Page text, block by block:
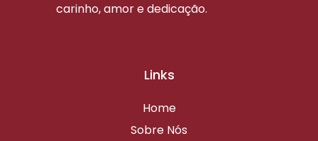
carinho, amor e dedicação.
Links
Home
Sobre Nós